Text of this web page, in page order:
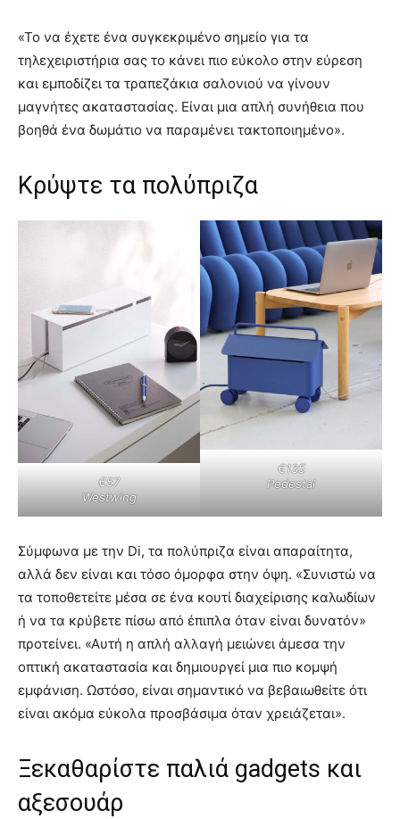
«Το να έχετε ένα συγκεκριμένο σημείο για τα
τηλεχειριστήρια σας τo κάνει πιο εύκολo στην εύρεση
και εμποδίζει τα τραπεζάκια σαλονιού να γίνουν
μαγνήτες ακαταστασίας. Είναι μια απλή συνήθεια που
βοηθά ένα δωμάτιο να παραμένει τακτοποιημένο».
Κρύψτε τα πολύπριζα
€57
Westwing
€135
Pedestal
Σύμφωνα με την Di, τα πολύπριζα είναι απαραίτητα,
αλλά δεν είναι και τόσο όμορφα στην όψη. «Συνιστώ να
τα τοποθετείτε μέσα σε ένα κουτί διαχείρισης καλωδίων
ή να τα κρύβετε πίσω από έπιπλα όταν είναι δυνατόν»
προτείνει. «Αυτή η απλή αλλαγή μειώνει άμεσα την
οπτική ακαταστασία και δημιουργεί μια πιο κομψή
εμφάνιση. Ωστόσο, είναι σημαντικό να βεβαιωθείτε ότι
είναι ακόμα εύκολα προσβάσιμα όταν χρειάζεται».
Ξεκαθαρίστε παλιά gadgets και
αξεσουάρ